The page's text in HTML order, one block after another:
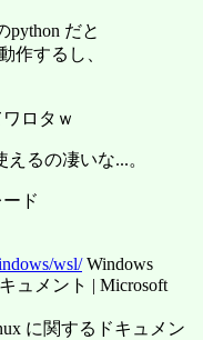
python だと
作するし、
ロタｗ
るの凄いな...。
ド
wsl/Windows
ュメント | Microsoft
に関するドキュメン